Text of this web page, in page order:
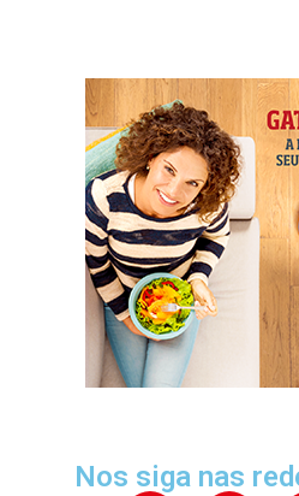
Nos siga nas